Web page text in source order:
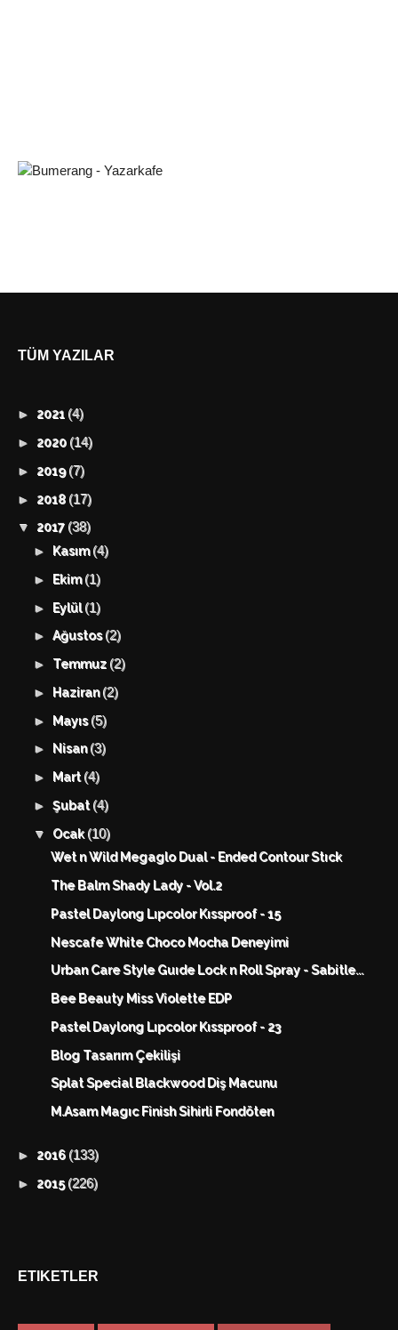
TÜM YAZILAR
► 2021 (4)
► 2020 (14)
► 2019(7)
► 2018 (17)
▼ 2017 (38)
► Kasım(4)
► Ekim(1)
► Eylül(1)
►Ağustos(2)
► Temmuz (2)
► Haziran(2)
► Mayıs(5)
► Nisan(3)
► Mart(4)
►Şubat(4)
▼ Ocak(10)
Wet n Wild Megaglo Dual - Ended Contour Stıck
The Balm Shady Lady - Vol.2
Pastel Daylong Lıpcolor Kıssproof - 15
Nescafe White Choco Mocha Deneyimi
Urban Care Style Guıde Lock n Roll Spray - Sabitle...
Bee Beauty Miss Violette EDP
Pastel Daylong Lıpcolor Kıssproof - 23
Blog Tasarım Çekilişi
Splat Special Blackwood Diş Macunu
M.Asam Magıc Finish Sihirli Fondöten
► 2016 (133)
► 2015(226)
ETIKETLER